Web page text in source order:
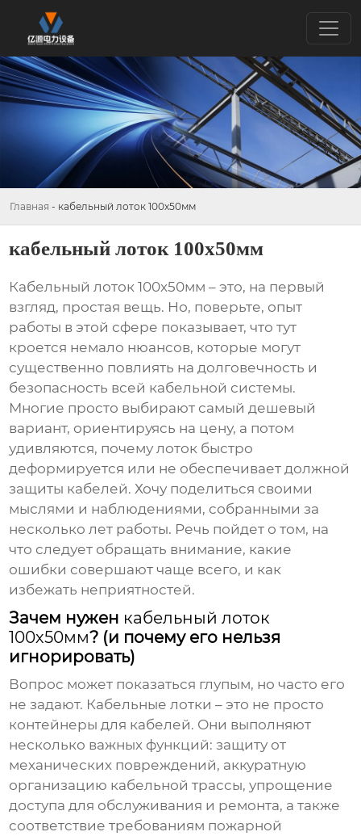
Главная - кабельный лоток 100х50мм
кабельный лоток 100х50мм
Кабельный лоток 100х50мм – это, на первый
взгляд, простая вещь. Но, поверьте, опыт
работы в этой сфере показывает, что тут
кроется немало нюансов, которые могут
существенно повлиять на долговечность и
безопасность всей кабельной системы.
Многие просто выбирают самый дешевый
вариант, ориентируясь на цену, а потом
удивляются, почему лоток быстро
деформируется или не обеспечивает должной
защиты кабелей. Хочу поделиться своими
мыслями и наблюдениями, собранными за
несколько лет работы. Речь пойдет о том, на
что следует обращать внимание, какие
ошибки совершают чаще всего, и как
избежать неприятностей.
Зачем нужен кабельный лоток
100х50мм? (и почему его нельзя
игнорировать)
Вопрос может показаться глупым, но часто его
не задают. Кабельные лотки – это не просто
контейнеры для кабелей. Они выполняют
несколько важных функций: защиту от
механических повреждений, аккуратную
организацию кабельной трассы, упрощение
доступа для обслуживания и ремонта, а также
соответствие требованиям пожарной